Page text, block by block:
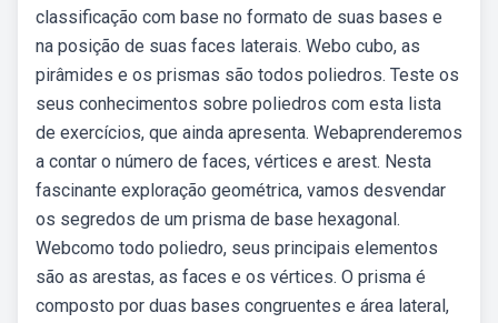
classificação com base no formato de suas bases e
na posição de suas faces laterais. Webo cubo, as
pirâmides e os prismas são todos poliedros. Teste os
seus conhecimentos sobre poliedros com esta lista
de exercícios, que ainda apresenta. Webaprenderemos
a contar o número de faces, vértices e arest. Nesta
fascinante exploração geométrica, vamos desvendar
os segredos de um prisma de base hexagonal.
Webcomo todo poliedro, seus principais elementos
são as arestas, as faces e os vértices. O prisma é
composto por duas bases congruentes e área lateral,